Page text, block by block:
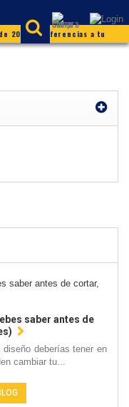
de 20.000 referencias a tu
saber antes de
deberías tener en
cambiar tu...